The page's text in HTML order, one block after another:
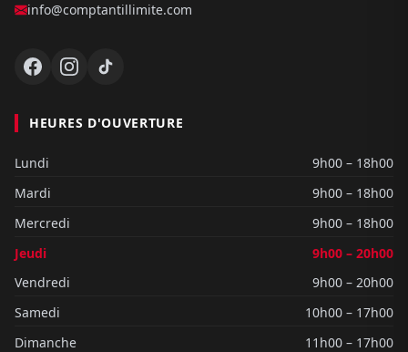
info@comptantillimite.com
HEURES D'OUVERTURE
Lundi
9h00 – 18h00
Mardi
9h00 – 18h00
Mercredi
9h00 – 18h00
Jeudi
9h00 – 20h00
Vendredi
9h00 – 20h00
Samedi
10h00 – 17h00
Dimanche
11h00 – 17h00